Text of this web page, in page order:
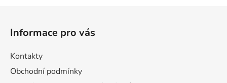
Informace pro vás
Kontakty
Obchodní podmínky